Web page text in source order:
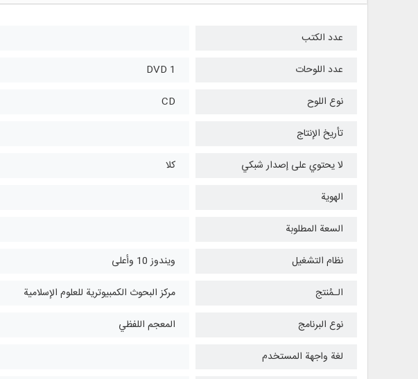
عدد الكتب
عدد اللوحات
1 DVD
نوع اللوح
CD
تأريخ الإنتاج
لا يحتوي على إصدار شبكي
كلا
الهوية
السعة المطلوبة
نظام التشغیل
ويندوز 10 وأعلی
الـمُنتج
مركز البحوث الكمبيوترية للعلوم الإسلامية
نوع البرنامج
المعجم اللفظي
لغة واجهة المستخدم